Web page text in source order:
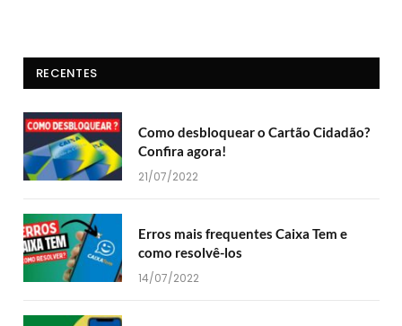
RECENTES
Como desbloquear o Cartão Cidadão?
Confira agora!
21/07/2022
Erros mais frequentes Caixa Tem e
como resolvê-los
14/07/2022